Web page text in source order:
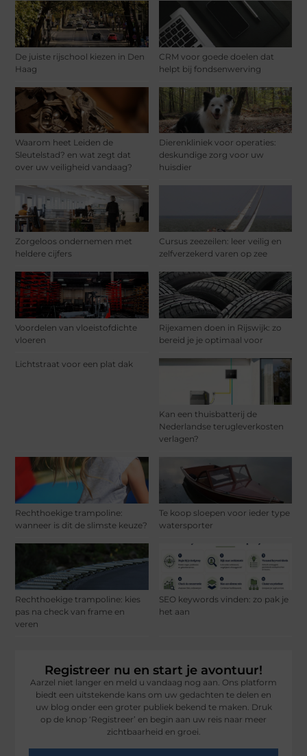
De juiste rijschool kiezen in Den
Haag
CRM voor goede doelen dat
helpt bij fondsenwerving
Waarom heet Leiden de
Sleutelstad? en wat zegt dat
over uw veiligheid vandaag?
Dierenkliniek voor operaties:
deskundige zorg voor uw
huisdier
Zorgeloos ondernemen met
heldere cijfers
Cursus zeezeilen: leer veilig en
zelfverzekerd varen op zee
Voordelen van vloeistofdichte
vloeren
Rijexamen doen in Rijswijk: zo
bereid je je optimaal voor
Lichtstraat voor een plat dak
Kan een thuisbatterij de
Nederlandse terugleverkosten
verlagen?
Rechthoekige trampoline:
wanneer is dit de slimste keuze?
Te koop sloepen voor ieder type
watersporter
Rechthoekige trampoline: kies
pas na check van frame en
veren
SEO keywords vinden: zo pak je
het aan
Registreer nu en start je avontuur!
Aarzel niet langer en meld u vandaag nog aan. Ons platform
biedt een uitstekende kans om uw gedachten te delen en
uw blog onder een groter publiek bekend te maken. Druk
op de knop ‘Registreer’ en begin aan uw reis naar meer
zichtbaarheid en groei.